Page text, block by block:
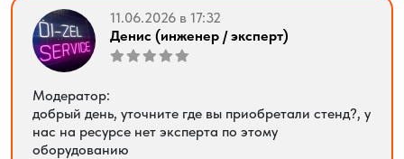
Денис (инженер / эксперт)
11.06.2026 в 17:32
Модератор:
добрый день, уточните где вы приобретали стенд?, у
нас на ресурсе нет эксперта по этому
оборудованию